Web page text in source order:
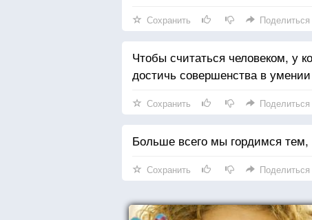
Сохранить Поделиться
Чтобы считаться человеком, у
достичь совершенства в
Сохранить Поделиться
Больше всего мы гордимся тем,
Сохранить Поделиться